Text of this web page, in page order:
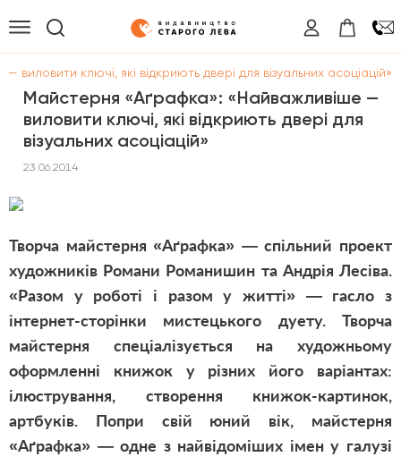
ключі, які відкриють двері для візуальних асоціацій»
Майстерня «Аґрафка»: «Найважливіше —
виловити ключі, які відкриють двері для
візуальних асоціацій»
23.06.2014
Творча майстерня «Аґрафка» — спільний проект
художників Романи Романишин та Андрія Лесіва.
«Разом у роботі і разом у житті» — гасло з
інтернет-сторінки мистецького дуету. Творча
майстерня спеціалізується на художньому
оформленні книжок у різних його варіантах:
ілюстрування, створення книжок-картинок,
артбуків. Попри свій юний вік, майстерня
«Аґрафка» — одне з найвідоміших імен у галузі